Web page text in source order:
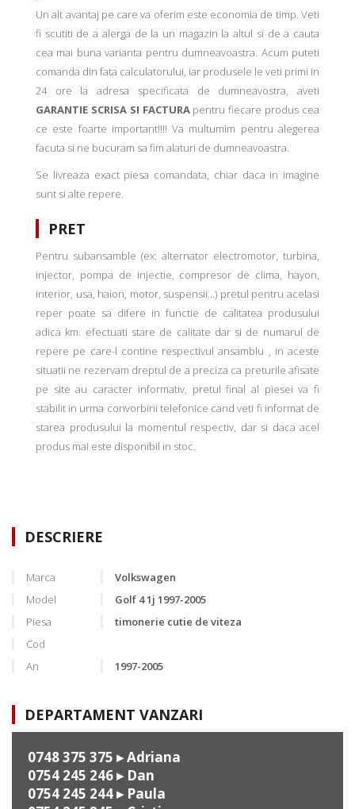
Un alt avantaj pe care va oferim este economia de timp. Veti
fi scutiti de a alerga de la un magazin la altul si de a cauta
cea mai buna varianta pentru dumneavoastra. Acum puteti
comanda din fata calculatorului, iar produsele le veti primi in
24 ore la adresa specificata de dumneavostra, aveti
GARANTIE SCRISA SI FACTURApentru fiecare produs cea
ce este foarte important!!!! Va multumim pentru alegerea
facuta si ne bucuram sa fim alaturi de dumneavoastra.
Se livreaza exact piesa comandata, chiar daca in imagine
sunt si alte repere.
PRET
Pentru subansamble (ex: alternator electromotor, turbina,
injector, pompa de injectie, compresor de clima, hayon,
interior, usa, haion, motor, suspensii...) pretul pentru acelasi
reper poate sa difere in functie de calitatea produsului
adica km. efectuati stare de calitate dar si de numarul de
repere pe care-l contine respectivul ansamblu , in aceste
situatii ne rezervam dreptul de a preciza ca preturile afisate
pe site au caracter informativ, pretul final al piesei va fi
stabilit in urma convorbirii telefonice cand veti fi informat de
starea produsului la momentul respectiv, dar si daca acel
produs mai este disponibil in stoc.
DESCRIERE
Marca
Volkswagen
Model
Golf 4 1j 1997-2005
Piesa
timonerie cutie de viteza
Cod
An
1997-2005
DEPARTAMENT VANZARI
0748 375 375 ▸ Adriana
0754 245 246▸ Dan
0754 245 244▸ Paula